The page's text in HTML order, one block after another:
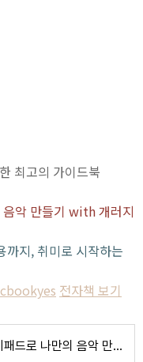
최고의 가이드북
악 만들기 with 개러지
까지, 취미로 시작하는
전자책 보기
오늘부터 프로듀서! 아이패드로 나만의 음악 만들기 with 개러지밴드 - 예스24